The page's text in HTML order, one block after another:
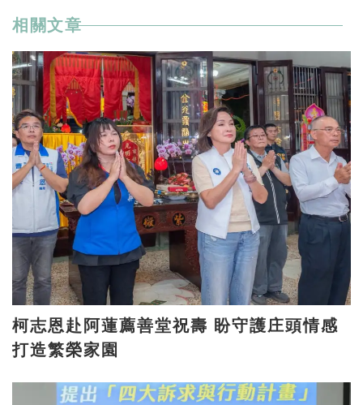
相關文章
柯志恩赴阿蓮薦善堂祝壽 盼守護庄頭情感
打造繁榮家園